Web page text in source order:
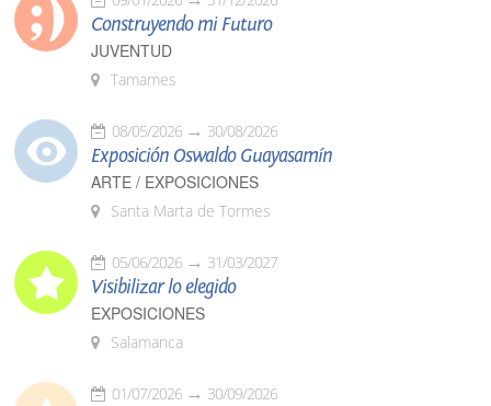
Construyendo mi Futuro
JUVENTUD
Tamames
08/05/2026 30/08/2026
Exposición Oswaldo Guayasamín
ARTE / EXPOSICIONES
Santa Marta de Tormes
05/06/2026 31/03/2027
Visibilizar lo elegido
EXPOSICIONES
Salamanca
01/07/2026 30/09/2026